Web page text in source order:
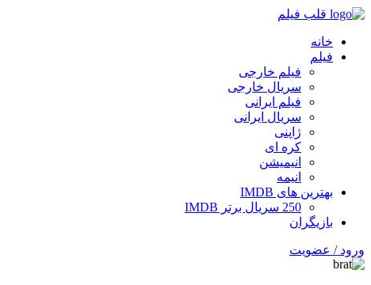
قلب فیلم
خانه
فیلم
فیلم خارجی
سریال خارجی
فیلم ایرانی
سریال ایرانی
ژاپنی
کره ای
انیمیشن
انیمه
بهترین های IMDB
250 سریال برتر IMDB
بازیگران
ورود / عضویت